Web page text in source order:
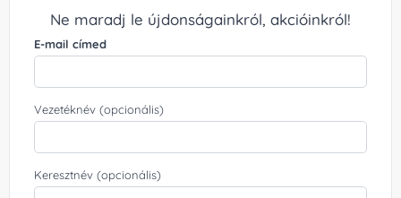
Ne maradj le újdonságainkról, akcióinkról!
E-mail címed
Vezetéknév (opcionális)
Keresztnév (opcionális)